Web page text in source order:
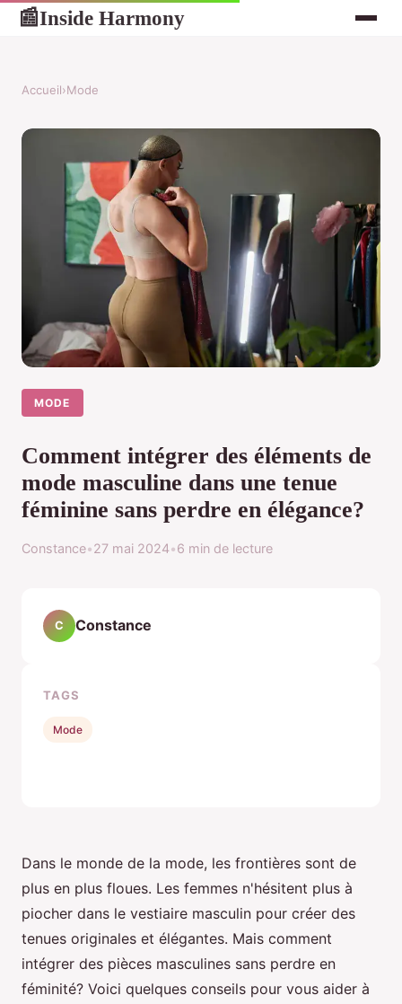
📰Inside Harmony
Accueil›Mode
MODE
Comment intégrer des éléments de
mode masculine dans une tenue
féminine sans perdre en élégance?
Constance•27 mai 2024•6 min de lecture
Dans le monde de la mode, les frontières sont de
plus en plus floues. Les femmes n'hésitent plus à
piocher dans le vestiaire masculin pour créer des
tenues originales et élégantes. Mais comment
intégrer des pièces masculines sans perdre en
féminité? Voici quelques conseils pour vous aider à
C Constance
TAGS
Mode